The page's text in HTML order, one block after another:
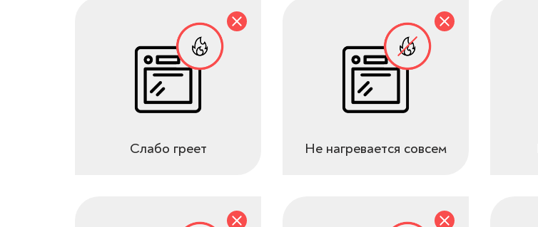
Слабо греет Не нагревается совсем